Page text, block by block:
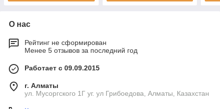
О нас
Рейтинг не сформирован
Менее 5 отзывов за последний год
Работает с 09.09.2015
г. Алматы
ул. Мусоргского 1Г уг. ул Грибоедова, Алматы, Казахстан